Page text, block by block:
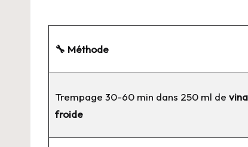
🔧 Méthode
Trempage 30-60 min dans 250 ml de
froide